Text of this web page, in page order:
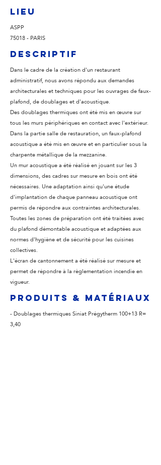
lieu
ASPP
75018 - PARIS
Descriptif
Dans le cadre de la création d'un restaurant
administratif, nous avons répondu aux demandes
architecturales et techniques pour les ouvrages de faux-
plafond, de doublages et d'acoustique.
Des doublages thermiques ont été mis en œuvre sur
tous les murs périphériques en contact avec l'extérieur.
Dans la partie salle de restauration, un faux-plafond
acoustique a été mis en œuvre et en particulier sous la
charpente métallique de la mezzanine.
Un mur acoustique a été réalisé en jouant sur les 3
dimensions, des cadres sur mesure en bois ont été
nécessaires. Une adaptation ainsi qu'une étude
d'implantation de chaque panneau acoustique ont
permis de répondre aux contraintes architecturales.
Toutes les zones de préparation ont été traitées avec
du plafond démontable acoustique et adaptées aux
normes d'hygiène et de sécurité pour les cuisines
collectives.
L'écran de cantonnement a été réalisé sur mesure et
permet de répondre à la règlementation incendie en
vigueur.
produits & matériaux
- Doublages thermiques Siniat Prégytherm 100+13 R=
3,40